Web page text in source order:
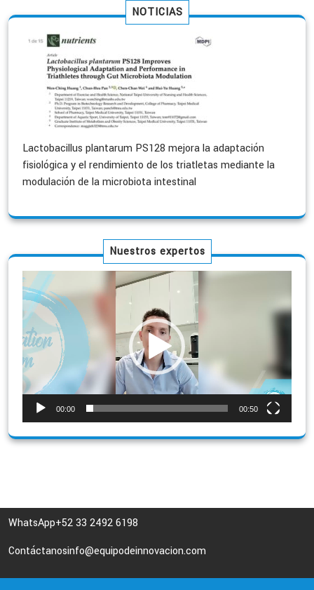
NOTICIAS
Lactobacillus plantarum PS128 mejora la adaptación
fisiológica y el rendimiento de los triatletas mediante la
modulación de la microbiota intestinal
Nuestros expertos
Reproductor
de
vídeo
00:00 00:50
WhatsApp+52 33 2492 6198
Contáctanosinfo@equipodeinnovacion.com